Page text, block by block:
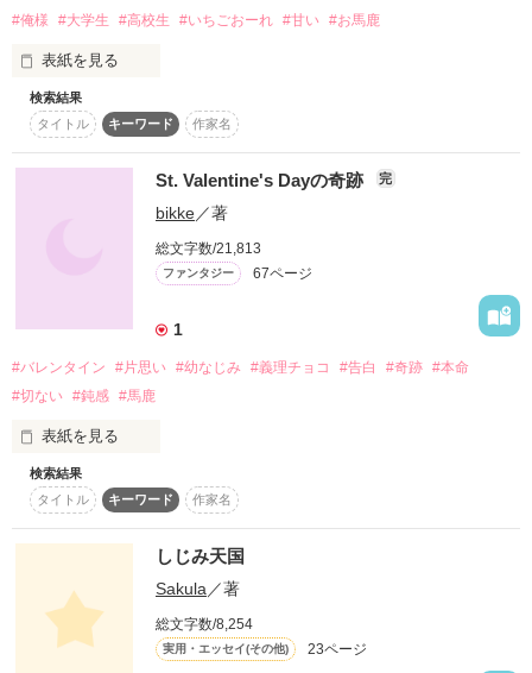
マーくん?超ラブ様
ＮａＴu♪様
湘恋様
篤奈様
作品を読む
作品を読む
#俺様 #大学生 #高校生 #いちごおーれ #甘い #お馬鹿
表紙を見る
い
ち
れ
甘
っ
ぱ
い
恋
ま
り
検索結果
タイトル
キーワード 作家名
St. Valentine's Dayの奇跡 完
bikke／著
総文字数/21,813
ファンタジー 67ページ
1
#バレンタイン #片思い #幼なじみ #義理チョコ #告白 #奇跡 #本命
#切ない #鈍感 #馬鹿
表紙を見る
三年越しのバレンタイン
だけど…
あたしはだだの幼馴染み
「俺、甘いもん苦手なの知ってんだろ～
義理チョコなんていらねぇよ」
検索結果
タイトル
キーワード 作家名
しじみ天国
Sakula／著
総文字数/8,254
実用・エッセイ(その他) 23ページ